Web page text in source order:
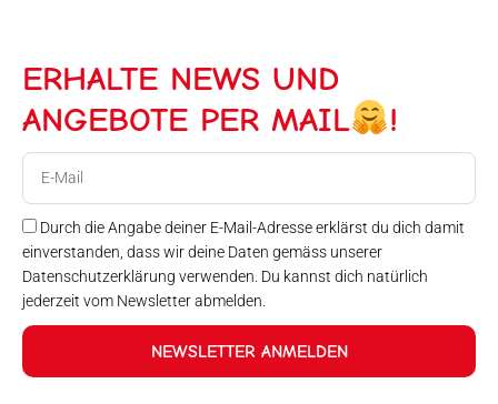
ERHALTE NEWS UND
ANGEBOTE PER MAIL
!
Durch die Angabe deiner E-Mail-Adresse erklärst du dich damit
einverstanden, dass wir deine Daten gemäss unserer
Datenschutzerklärung verwenden. Du kannst dich natürlich
jederzeit vom Newsletter abmelden.
NEWSLETTER ANMELDEN